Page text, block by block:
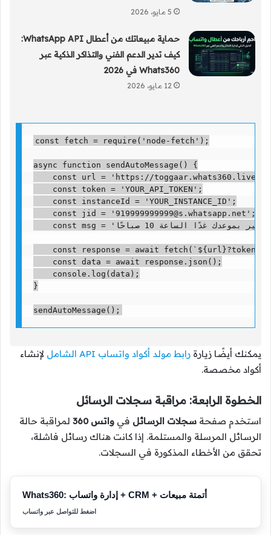
5 مايو، 2026
حماية مبيعاتك من أعطال WhatsApp API:
كيف تدير الدعم الفني والتذاكر الذكية عبر
Whats360 في 2026
12 مايو، 2026
const fetch = require('node-fetch');
async function sendAutoMessage() {
const url = 'https://toggaar.whats360.live/
    const token = 'YOUR_API_TOKEN';
    const instanceId = 'YOUR_INSTANCE_ID';
    const jid = '919999999999@s.whatsapp.net';
    const msg = 'مرحبًا، هذا تذكير بموعدك غدًا الساعة 10 صباحًا.';
const response = await
    const data = await response.json();
    console.log(data);
}
sendAutoMessage();
يمكنك أيضًا زيارة رابط مولد أكواد واتساب API الشامل
لإنشاء
أكواد مخصصة.
الخطوة الرابعة: مراقبة سجلات الرسائل
استخدم صفحة سجلات الرسائل في واتس 360
لمراقبة حالة
الرسائل المرسلة والمستلمة. إذا كانت هناك رسائل فاشلة،
تحقق من الأخطاء المذكورة في السجلات.
Whats360: إدارة واتساب + CRM + أتمتة مبيعات
اضغط للتواصل عبر واتساب